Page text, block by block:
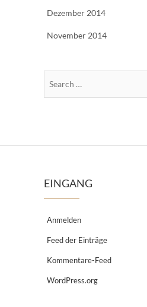
Dezember 2014
November 2014
EINGANG
Anmelden
Feed der Einträge
Kommentare-Feed
WordPress.org